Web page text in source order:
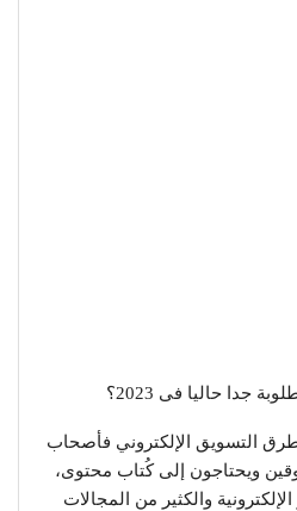
جدا حاليا فى 2023؟
التسويق الإلكتروني فأصحاب
ويحتاجون إلى كُتاب محتوى،
والكثير من المجالات